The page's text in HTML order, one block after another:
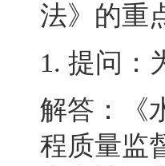
法》的重
1. 提问：
解答：《
程质量监